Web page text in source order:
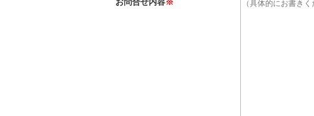
お問合せ内容※